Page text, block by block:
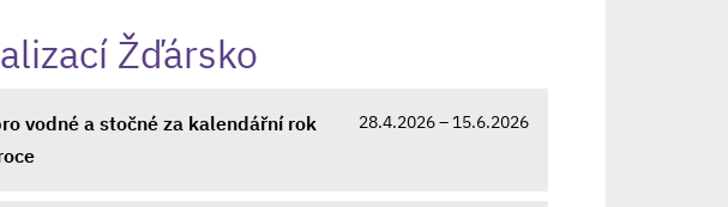
Žďársko
vodné a stočné za kalendářní rok
28.4.2026 – 15.6.2026